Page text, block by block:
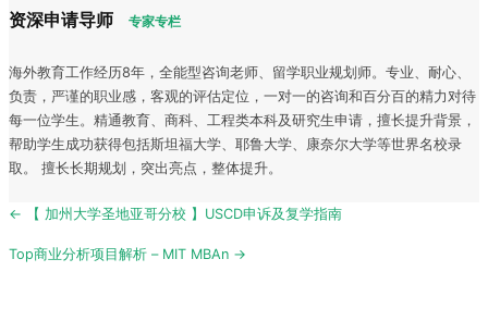
资深申请导师 专家专栏
海外教育工作经历8年，全能型咨询老师、留学职业规划师。专业、耐心、
负责，严谨的职业感，客观的评估定位，一对一的咨询和百分百的精力对待
每一位学生。精通教育、商科、工程类本科及研究生申请，擅长提升背景，
帮助学生成功获得包括斯坦福大学、耶鲁大学、康奈尔大学等世界名校录
取。 擅长长期规划，突出亮点，整体提升。
Post
← 【 加州大学圣地亚哥分校 】USCD申诉及复学指南
Top商业分析项目解析 – MIT MBAn →